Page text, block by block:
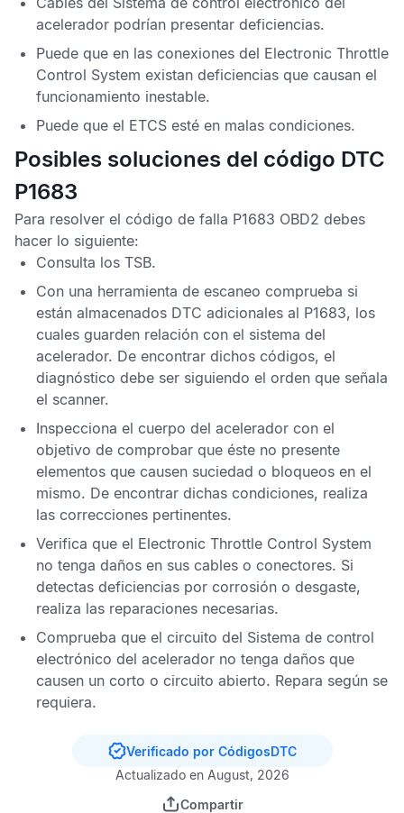
acelerador podrían presentar deficiencias.
Puede que en las conexiones del Electronic Throttle
Control System existan deficiencias que causan el
funcionamiento inestable.
Puede que el ETCS esté en malas condiciones.
Posibles soluciones del código DTC
P1683
Para resolver el código de falla P1683 OBD2 debes
hacer lo siguiente:
Consulta los TSB.
Con una herramienta de escaneo comprueba si
están almacenados DTC adicionales al P1683, los
cuales guarden relación con el sistema del
acelerador. De encontrar dichos códigos, el
diagnóstico debe ser siguiendo el orden que señala
el scanner.
Inspecciona el cuerpo del acelerador con el
objetivo de comprobar que éste no presente
elementos que causen suciedad o bloqueos en el
mismo. De encontrar dichas condiciones, realiza
las correcciones pertinentes.
Verifica que el Electronic Throttle Control System
no tenga daños en sus cables o conectores. Si
detectas deficiencias por corrosión o desgaste,
realiza las reparaciones necesarias.
Comprueba que el circuito del Sistema de control
electrónico del acelerador no tenga daños que
causen un corto o circuito abierto. Repara según se
requiera.
Verificado por CódigosDTC
Actualizado en August, 2026
Compartir